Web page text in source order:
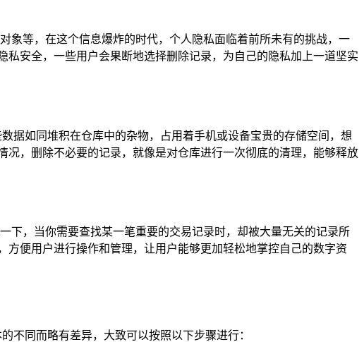
象等，在这个信息爆炸的时代，个人隐私面临着前所未有的挑战，一
安全，一些用户会果断地选择删除记录，为自己的隐私加上一道坚实
据如同堆积在仓库中的杂物，占用着手机或设备宝贵的存储空间，想
，删除不必要的记录，就像是对仓库进行一次彻底的清理，能够释放
下，当你需要查找某一笔重要的交易记录时，却被大量无关的记录所
便用户进行操作和管理，让用户能够更加轻松地掌控自己的数字资
不同而略有差异，大致可以按照以下步骤进行：